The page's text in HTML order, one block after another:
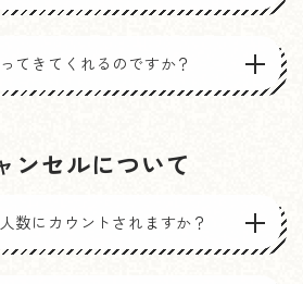
てきてくれるのですか？
ンセルについて
数にカウントされますか？